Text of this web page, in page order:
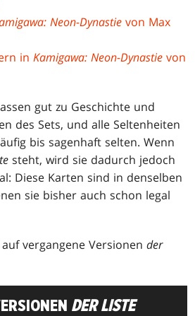
Neon-Dynastie von Max
inKamigawa: Neon-Dynastie von
gut zu Geschichte und
des Sets, und alle Seltenheiten
bis sagenhaft selten. Wenn
steht, wird sie dadurch jedoch
Diese Karten sind in denselben
sie bisher auch schon legal
vergangene Versionender
DER LISTE